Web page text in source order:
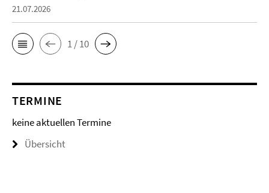
21.07.2026
1 / 10
TERMINE
keine aktuellen Termine
Übersicht